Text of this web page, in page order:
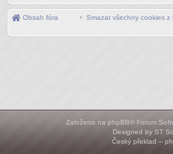
Obsah fóra • Smazat všechny cookies z
Založeno na phpBB® Forum
Designed by ST
Český překlad –